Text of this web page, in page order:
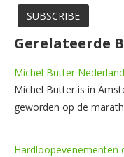
Gerelateerde
Michel Butter
Michel Butter is in
geworden op de
Hardloopevenementen